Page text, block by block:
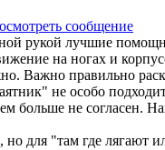
рукой лучшие
на ногах и
Важно правильно
не особо
больше не согласен.
для "там где лягают